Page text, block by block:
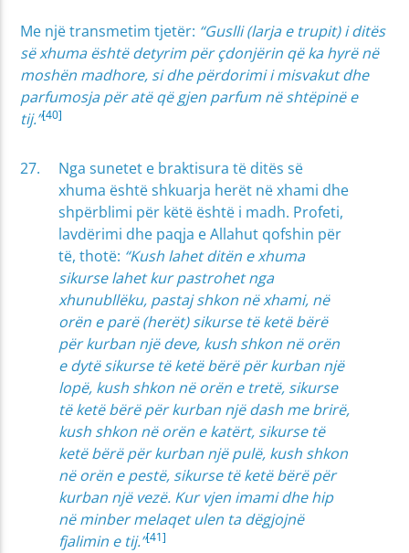
Me një transmetim tjetër: “Guslli (larja e trupit) i ditës
së xhuma është detyrim për çdonjërin që ka hyrë në
moshën madhore, si dhe përdorimi i misvakut dhe
parfumosja për atë që gjen parfum në shtëpinë e
tij.”[40]
Nga sunetet e braktisura të ditës së
xhuma është shkuarja herët në xhami dhe
shpërblimi për këtë është i madh. Profeti,
lavdërimi dhe paqja e Allahut qofshin për
të, thotë: “Kush lahet ditën e xhuma
sikurse lahet kur pastrohet nga
xhunubllëku, pastaj shkon në xhami, në
orën e parë (herët) sikurse të ketë bërë
për kurban një deve, kush shkon në orën
e dytë sikurse të ketë bërë për kurban një
lopë, kush shkon në orën e tretë, sikurse
të ketë bërë për kurban një dash me brirë,
kush shkon në orën e katërt, sikurse të
ketë bërë për kurban një pulë, kush shkon
në orën e pestë, sikurse të ketë bërë për
kurban një vezë. Kur vjen imami dhe hip
në minber melaqet ulen ta dëgjojnë
fjalimin e tij.”[41]